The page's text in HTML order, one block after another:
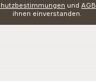
und AGB
ihnen einverstanden.